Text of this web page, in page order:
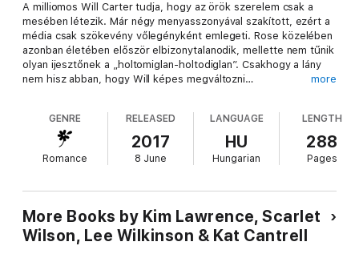
A milliomos Will Carter tudja, hogy az örök szerelem csak a
mesében létezik. Már négy menyasszonyával szakított, ezért a
média csak szökevény vőlegényként emlegeti. Rose közelében
azonban életében először elbizonytalanodik, mellette nem tűnik
olyan ijesztőnek a „holtomiglan-holtodiglan”. Csakhogy a lány
nem hisz abban, hogy Will képes megváltozni…
Eve sikeres, fiatal, ráadásul fölöttébb csinos cégtulajdonos, aki
szigorú elvek szerint éli az életét. Megtanult uralkodni az
érzelmein, de amikor találkozik az ellenállhatatlan olasz
Lee Wilkinson: Érzelmek viharában
Caris világéletében a papa engedelmes kislánya volt, míg bele
more
GENRE
Romance
RELEASED
2017
8 June
LANGUAGE
HU
Hungarian
LENGTH
288
Pages
More Books by Kim Lawrence, Scarlet
Wilson, Lee Wilkinson & Kat Cantrell